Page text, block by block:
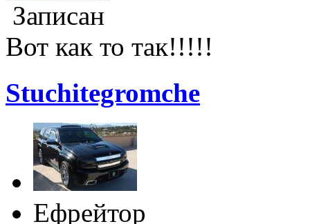
Записан
Вот как то так!!!!!
Stuchitegromche
Ефрейтор